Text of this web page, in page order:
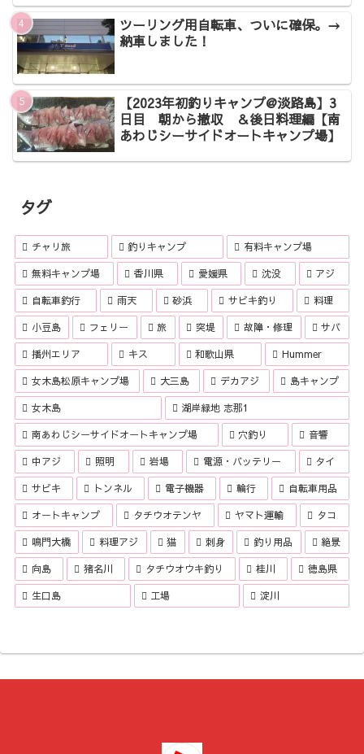
ツーリング用自転車、ついに確保。→
納車しました！
【2023年初釣りキャンプ@淡路島】3
日目 朝から撤収 ＆後日料理編【南
あわじシーサイドオートキャンプ場】
タグ
チャリ旅 釣りキャンプ 有料キャンプ場
無料キャンプ場 香川県 愛媛県 沈没 アジ
自転車釣行 雨天 砂浜 サビキ釣り 料理
小豆島 フェリー 旅 突堤 故障・修理 サバ
播州エリア キス 和歌山県 Hummer
女木島松原キャンプ場 大三島 デカアジ 島キャンプ
女木島 湖岸緑地 志那1
南あわじシーサイドオートキャンプ場 穴釣り 音響
中アジ 照明 岩場 電源・バッテリー タイ
サビキ トンネル 電子機器 輪行 自転車用品
オートキャンプ タチウオテンヤ ヤマト運輸 タコ
鳴門大橋 料理アジ 猫 刺身 釣り用品 絶景
向島 猪名川 タチウオウキ釣り 桂川 徳島県
生口島 工場 淀川